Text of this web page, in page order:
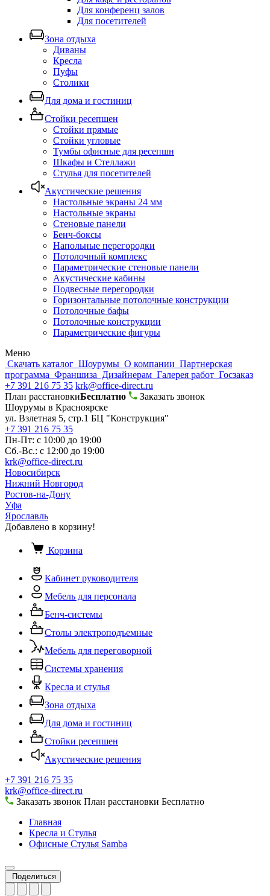
Для конференц залов
Для посетителей
Зона отдыха
Диваны
Кресла
Пуфы
Столики
Для дома и гостиниц
Стойки ресепшен
Стойки прямые
Стойки угловые
Тумбы офисные для ресепшн
Шкафы и Стеллажи
Стулья для посетителей
Акустические решения
Настольные экраны 24 мм
Настольные экраны
Стеновые панели
Бенч-боксы
Напольные перегородки
Потолочный комплекс
Параметрические стеновые панели
Акустические кабины
Подвесные перегородки
Горизонтальные потолочные конструкции
Потолочные бафы
Потолочные конструкции
Параметрические фигуры
Меню
Скачать каталог Шоурумы О компании Партнерская
программа Франшиза Дизайнерам Галерея работ Госзаказ
+7 391 216 75 35 krk@office-direct.ru
План расстановкиБесплатно
Заказать звонок
Шоурумы в Красноярске
ул. Взлетная 5, стр.1 БЦ "Конструкция"
+7 391 216 75 35
Пн-Пт: с 10:00 до 19:00
Сб.-Вс.: с 12:00 до 19:00
krk@office-direct.ru
Новосибирск
Нижний Новгород
Ростов-на-Дону
Уфа
Ярославль
Добавлено в корзину!
Корзина
Кабинет руководителя
Мебель для персонала
Бенч-системы
Столы электроподъемные
Мебель для переговорной
Системы хранения
Кресла и стулья
Зона отдыха
Для дома и гостиниц
Стойки ресепшен
Акустические решения
+7 391 216 75 35
krk@office-direct.ru
Заказать звонок План расстановки Бесплатно
Главная
Кресла и Стулья
Офисные Стулья Samba
Поделиться